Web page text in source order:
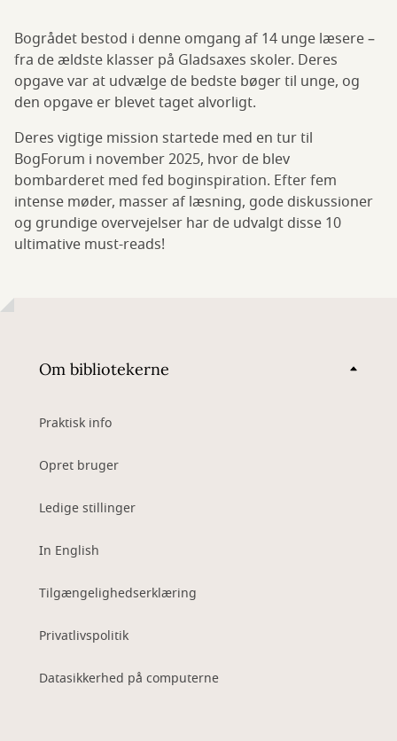
Bogrådet bestod i denne omgang af 14 unge læsere –
fra de ældste klasser på Gladsaxes skoler. Deres
opgave var at udvælge de bedste bøger til unge, og
den opgave er blevet taget alvorligt.
Deres vigtige mission startede med en tur til
BogForum i november 2025, hvor de blev
bombarderet med fed boginspiration. Efter fem
intense møder, masser af læsning, gode diskussioner
og grundige overvejelser har de udvalgt disse 10
ultimative must-reads!
Om bibliotekerne
Praktisk info
Opret bruger
Ledige stillinger
In English
Tilgængelighedserklæring
Privatlivspolitik
Datasikkerhed på computerne